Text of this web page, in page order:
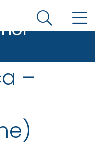
Sustancias
en
Search
–